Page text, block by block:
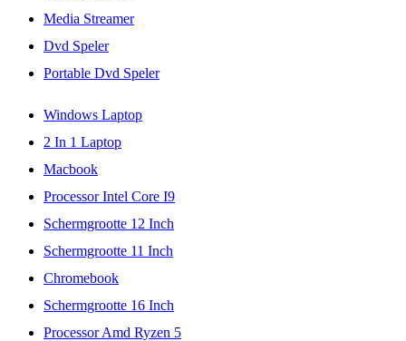
Media Streamer
Dvd Speler
Portable Dvd Speler
Windows Laptop
2 In 1 Laptop
Macbook
Processor Intel Core I9
Schermgrootte 12 Inch
Schermgrootte 11 Inch
Chromebook
Schermgrootte 16 Inch
Processor Amd Ryzen 5